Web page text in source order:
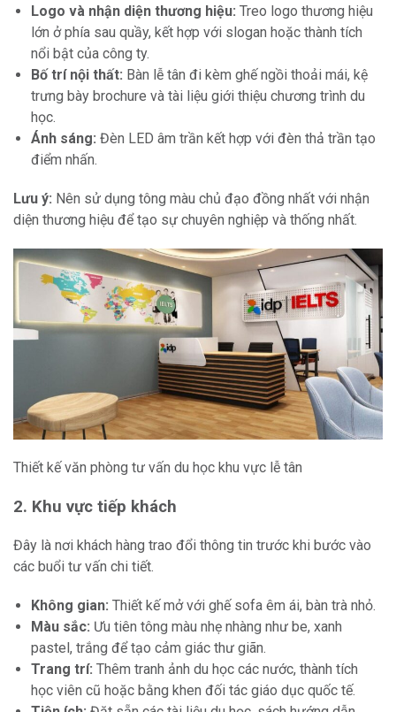
Logo và nhận diện thương hiệu: Treo logo thương hiệu
lớn ở phía sau quầy, kết hợp với slogan hoặc thành tích
nổi bật của công ty.
Bố trí nội thất: Bàn lễ tân đi kèm ghế ngồi thoải mái, kệ
trưng bày brochure và tài liệu giới thiệu chương trình du
học.
Ánh sáng: Đèn LED âm trần kết hợp với đèn thả trần tạo
điểm nhấn.
Lưu ý: Nên sử dụng tông màu chủ đạo đồng nhất với nhận
diện thương hiệu để tạo sự chuyên nghiệp và thống nhất.
Thiết kế văn phòng tư vấn du học khu vực lễ tân
2. Khu vực tiếp khách
Đây là nơi khách hàng trao đổi thông tin trước khi bước vào
các buổi tư vấn chi tiết.
Không gian: Thiết kế mở với ghế sofa êm ái, bàn trà nhỏ.
Màu sắc: Ưu tiên tông màu nhẹ nhàng như be, xanh
pastel, trắng để tạo cảm giác thư giãn.
Trang trí: Thêm tranh ảnh du học các nước, thành tích
học viên cũ hoặc bằng khen đối tác giáo dục quốc tế.